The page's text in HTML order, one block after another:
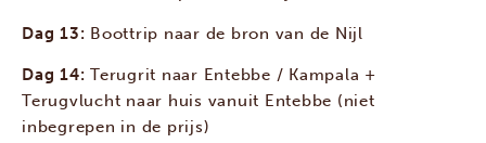
Dag 13: Boottrip naar de bron van de Nijl
Dag 14: Terugrit naar Entebbe / Kampala +
Terugvlucht naar huis vanuit Entebbe (niet
inbegrepen in de prijs)